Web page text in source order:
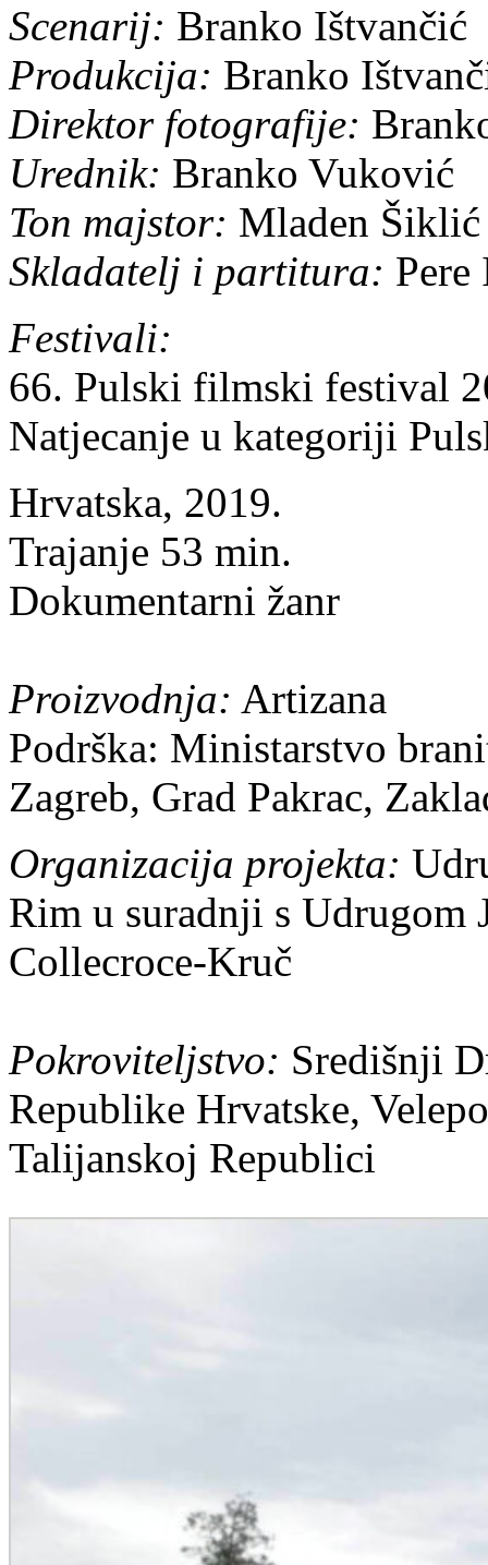
Scenarij: Branko Ištvančić
Produkcija: Branko
Direktor fotografije:
Urednik: Branko Vuković
Ton majstor: Mladen Šiklić
Skladatelj i partitura: Pere
Festivali:
66. Pulski filmski festival
Natjecanje u kategoriji
Hrvatska, 2019.
Trajanje 53 min.
Dokumentarni žanr
Proizvodnja: Artizana
Podrška: Ministarstvo
Zagreb, Grad Pakrac,
Organizacija projekta:
Rim u suradnji s Udrugom
Collecroce-Kruč
Pokroviteljstvo: Središnji
Republike Hrvatske,
Talijanskoj Republici